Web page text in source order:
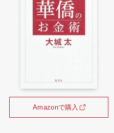
Amazonで購入